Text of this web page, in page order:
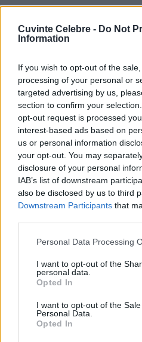
Cuvinte Celebre - Do Not
Information
If you wish to opt-out of the
processing of your personal or
targeted advertising by us,
section to confirm your
opt-out request is processed
interest-based ads based on
us or personal information
your opt-out. You may
disclosure of your personal
IAB’s list of downstream
also be disclosed by us to third
Downstream Participants that
Please note that this website/
not limited to your visit or usage
grant or deny consent to
use your data for below
consent section.
Personal Data Processing
I want to opt-out of the
personal data.
Opted In
I want to opt-out of the
Personal Data.
Opted In
„Este mult mai ușor să critici
Disraeli
Cui îi folosește lauda